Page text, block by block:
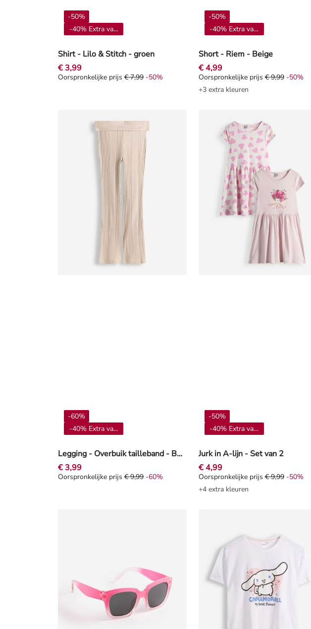
Shirt - Lilo & Stitch - groen
-50%
-40% Extra vanaf 4**
€ 3,99
Oorspronkelijke prijs € 7,99, Korting -50%
Oorspronkelijke prijs € 7,99 -50%
Short - Riem - Beige
-50%
-40% Extra vanaf 4**
€ 4,99
Oorspronkelijke prijs € 9,99,
Oorspronkelijke prijs € 9,99 -50%
+3 extra kleuren
Legging - Overbuik tailleband - Beige
-60%
-40% Extra vanaf 4**
€ 3,99
Oorspronkelijke prijs € 9,99, Korting -60%
Oorspronkelijke prijs € 9,99 -60%
Jurk in A-lijn - Set van 2
-50%
-40% Extra vanaf 4**
€ 4,99
Oorspronkelijke prijs € 9,99,
Oorspronkelijke prijs € 9,99 -50%
+4 extra kleuren